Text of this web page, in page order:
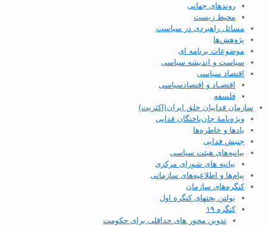
روندهای جهانی
محیط زیست
مسائل راهبردی در سیاست
پژوهش‌ها
موضوعات برنامه ای
سیاست و اندیشه سیاسی
اقتصاد سیاسی
اقتصـاد و اقتصاد‌سیاسی
فلسفه
سازمان فداییان خلق ایران(اکثریت)
ویژه‌نامهٔ جان‌باختگان فدایی
یادها و خاطره‌ها
جنبش فدایی
بیانیه‌های هیئت سیاسی
بیانیه های شورای مرکزی
پیام‌ها و اطلاعیه‌های سازمانی
کنگره‌های سازمان
بولتن بحثهای کنگره اول
کنگره ۱۹
تدوین محور های حداقلی برای حکومت